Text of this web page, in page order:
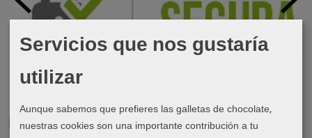
Marcas
Servicios que nos gustaría
utilizar
Aunque sabemos que prefieres las galletas de chocolate,
nuestras cookies son una importante contribución a tu